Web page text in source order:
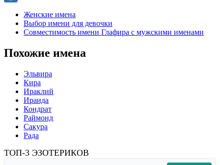
Женские имена
Выбор имени для девочки
Совместимость имени Глафира с мужскими именами
Похожие имена
Эльвира
Кира
Ираклий
Ираида
Кондрат
Раймонд
Сакура
Рада
ТОП-3 ЭЗОТЕРИКОВ